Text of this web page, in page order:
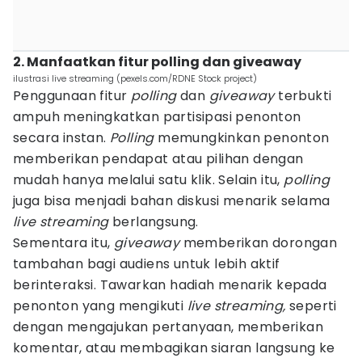
2. Manfaatkan fitur polling dan giveaway
ilustrasi live streaming (pexels.com/RDNE Stock project)
Penggunaan fitur pollingdan giveawayterbukti
ampuh meningkatkan partisipasi penonton
secara instan. Polling memungkinkan penonton
memberikan pendapat atau pilihan dengan
mudah hanya melalui satu klik. Selain itu, polling
juga bisa menjadi bahan diskusi menarik selama
live streaming berlangsung.
Sementara itu, giveawaymemberikan dorongan
tambahan bagi audiens untuk lebih aktif
berinteraksi. Tawarkan hadiah menarik kepada
penonton yang mengikuti live streaming, seperti
dengan mengajukan pertanyaan, memberikan
komentar, atau membagikan siaran langsung ke